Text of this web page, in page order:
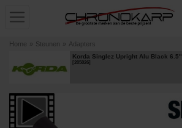
Home » Steunen » Adapters
Korda Singlez Upright Alu Black
[205026]